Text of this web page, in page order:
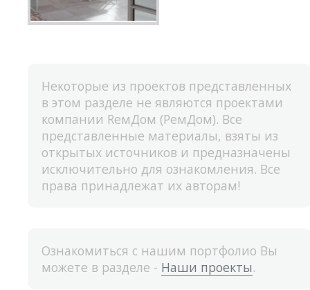
Некоторые из проектов представленных
в этом разделе не являются проектами
компании RемДом (РемДом). Все
представленные материалы, взяты из
открытых источников и предназначены
исключительно для ознакомления. Все
права принадлежат их авторам!
Ознакомиться с нашим портфолио Вы
можете в разделе - Наши проекты.